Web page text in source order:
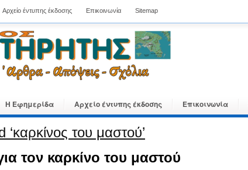
Αρχείο έντυπης έκδοσης Επικοινωνία Sitemap
Η Εφημερίδα Αρχείο έντυπης έκδοσης Επικοινωνία
του μαστού’
τον καρκίνο του μαστού